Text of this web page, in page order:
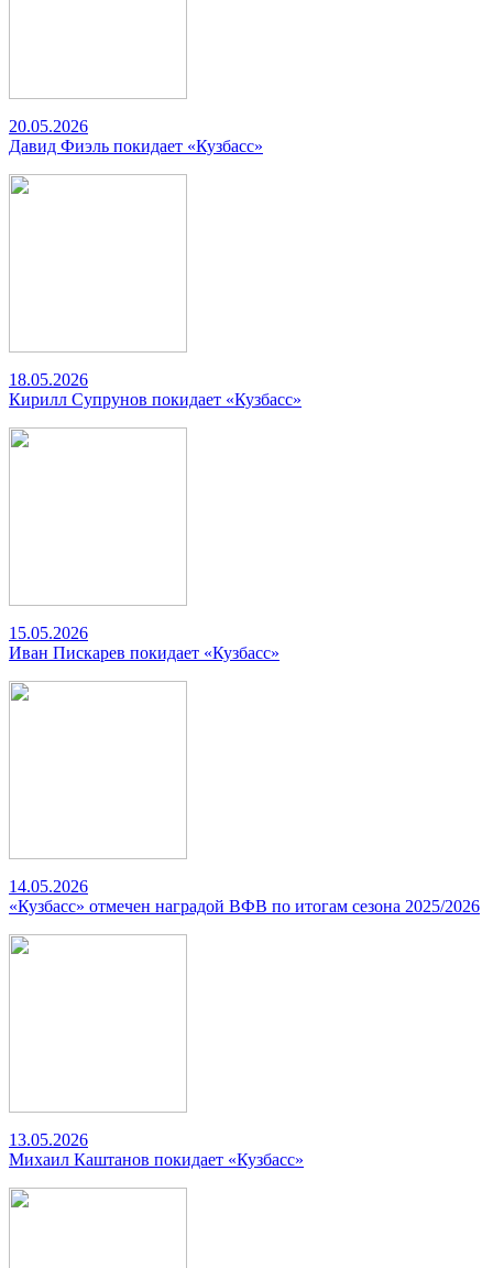
20.05.2026
Давид Фиэль покидает «Кузбасс»
18.05.2026
Кирилл Супрунов покидает «Кузбасс»
15.05.2026
Иван Пискарев покидает «Кузбасс»
14.05.2026
«Кузбасс» отмечен наградой ВФВ по итогам сезона 2025/2026
13.05.2026
Михаил Каштанов покидает «Кузбасс»